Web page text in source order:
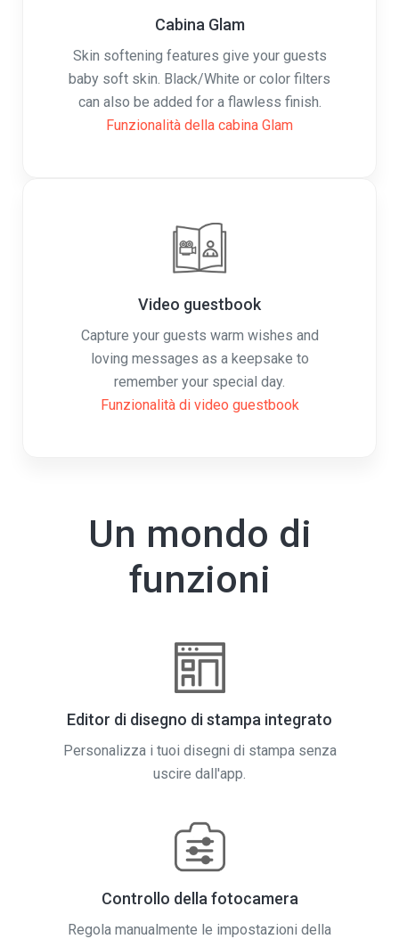
Cabina Glam
Skin softening features give your guests
baby soft skin. Black/White or color filters
can also be added for a flawless finish.
Funzionalità della cabina Glam
Video guestbook
Capture your guests warm wishes and
loving messages as a keepsake to
remember your special day.
Funzionalità di video guestbook
Un mondo di
funzioni
Editor di disegno di stampa integrato
Personalizza i tuoi disegni di stampa senza
uscire dall'app.
Controllo della fotocamera
Regola manualmente le impostazioni della